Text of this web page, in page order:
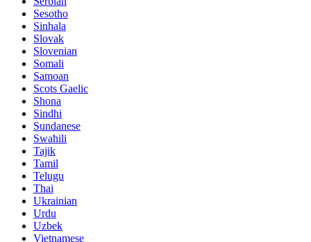
Sesotho
Sinhala
Slovak
Slovenian
Somali
Samoan
Scots Gaelic
Shona
Sindhi
Sundanese
Swahili
Tajik
Tamil
Telugu
Thai
Ukrainian
Urdu
Uzbek
Vietnamese